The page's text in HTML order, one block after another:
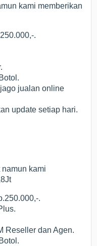
kami memberikan
.
jualan online
update setiap hari.
kami
.
Reseller dan Agen.